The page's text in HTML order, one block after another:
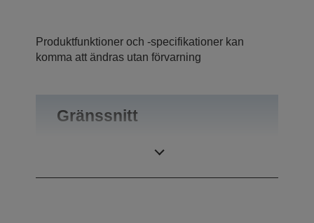
Produktfunktioner och -specifikationer kan
komma att ändras utan förvarning
Gränssnitt